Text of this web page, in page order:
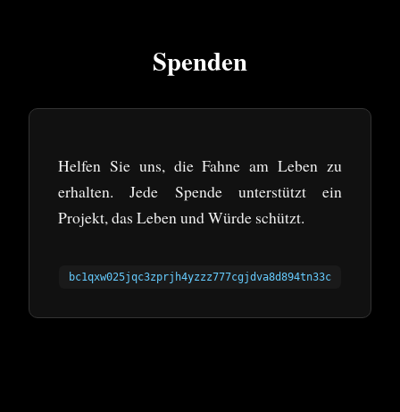
Spenden
Helfen Sie uns, die Fahne am Leben zu
erhalten. Jede Spende unterstützt ein
Projekt, das Leben und Würde schützt.
bc1qxw025jqc3zprjh4yzzz777cgjdva8d894tn33c